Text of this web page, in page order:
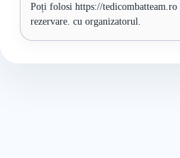
Poți folosi https://tedicombatteam.ro
rezervare. cu organizatorul.